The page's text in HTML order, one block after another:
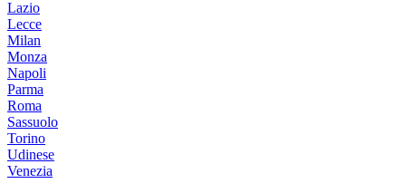
Lazio
Lecce
Milan
Monza
Napoli
Parma
Roma
Sassuolo
Torino
Udinese
Venezia